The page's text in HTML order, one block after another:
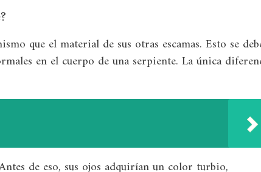
que el material de sus otras escamas. Esto se
en el cuerpo de una serpiente. La única
de eso, sus ojos adquirían un color turbio,